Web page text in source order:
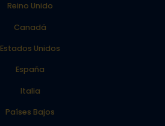
Reino Unido
Canadá
Estados Unidos
España
Italia
Países Bajos